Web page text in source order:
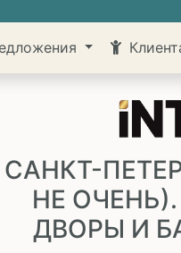
САНКТ-
НЕ
ДВОРЫ И